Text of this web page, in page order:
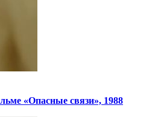
«Опасные связи», 1988